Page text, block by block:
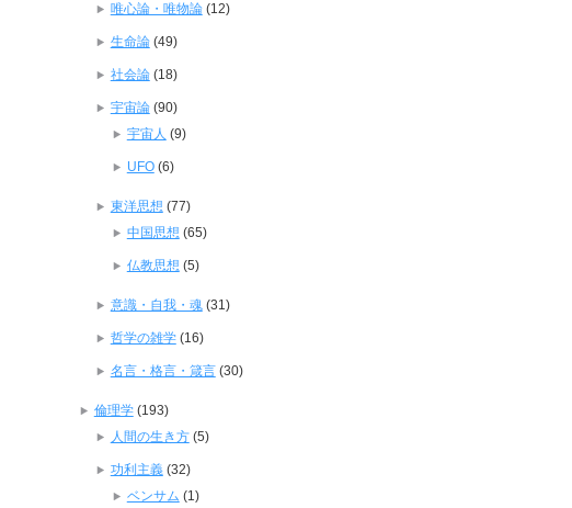
唯心論・唯物論(12)
生命論(49)
社会論(18)
宇宙論(90)
宇宙人 (9)
UFO(6)
東洋思想 (77)
中国思想 (65)
仏教思想 (5)
意識・自我・魂(31)
哲学の雑学(16)
名言・格言・箴言(30)
倫理学(193)
人間の生き方(5)
功利主義(32)
ベンサム (1)